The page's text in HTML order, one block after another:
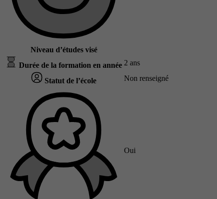
Niveau d’études visé
Durée de la formation en année 2 ans
Statut de l’école Non renseigné
Oui